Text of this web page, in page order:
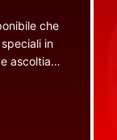
che
in
ascoltiamo